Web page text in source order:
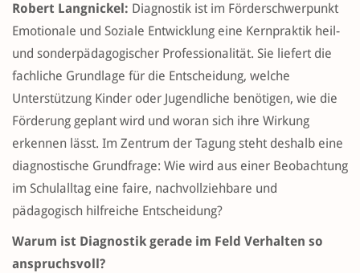
Robert Langnickel: Diagnostik ist im Förderschwerpunkt
Emotionale und Soziale Entwicklung eine Kernpraktik heil-
und sonderpädagogischer Professionalität. Sie liefert die
fachliche Grundlage für die Entscheidung, welche
Unterstützung Kinder oder Jugendliche benötigen, wie die
Förderung geplant wird und woran sich ihre Wirkung
erkennen lässt. Im Zentrum der Tagung steht deshalb eine
diagnostische Grundfrage: Wie wird aus einer Beobachtung
im Schulalltag eine faire, nachvollziehbare und
pädagogisch hilfreiche Entscheidung?
Warum ist Diagnostik gerade im Feld Verhalten so
anspruchsvoll?